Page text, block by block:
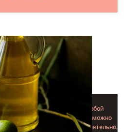
сегодня пользуются особой
полезных рецептов, которые можно
и наносить на волосы самостоятельно.